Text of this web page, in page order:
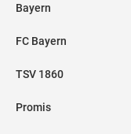
Bayern
FC Bayern
TSV 1860
Promis